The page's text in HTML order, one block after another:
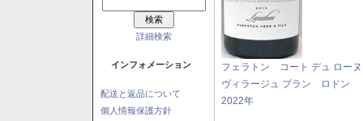
詳細検索
インフォメーション
配送と返品について
個人情報保護方針
フェラトン コート デュ ロー
ヴィラージュ ブラン ロドン
2022年